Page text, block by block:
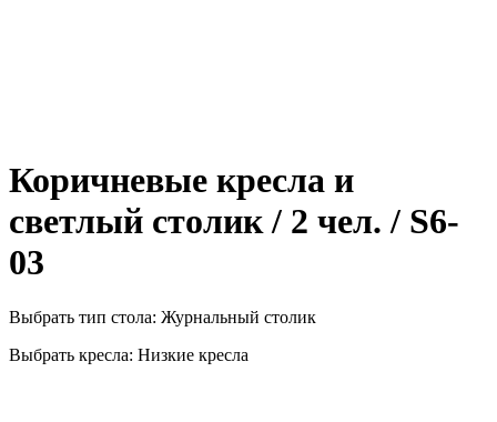
Коричневые кресла и
светлый столик / 2 чел. / S6-
03
Выбрать тип стола: Журнальный столик
Выбрать кресла: Низкие кресла